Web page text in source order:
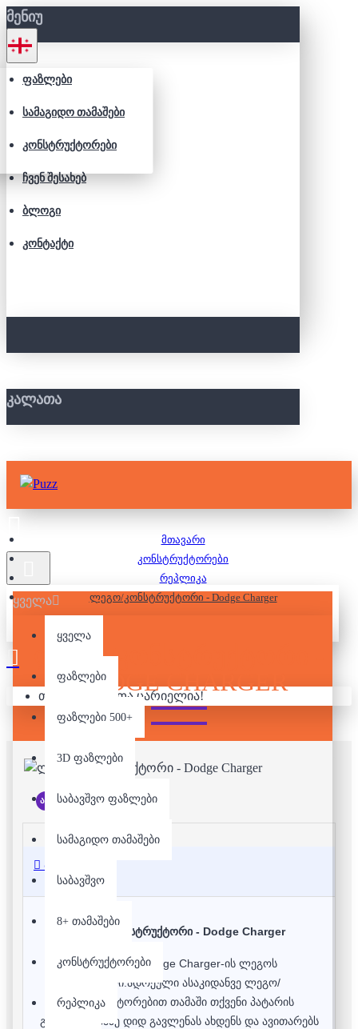
ᲛᲔᲜᲘᲣ
ᲤᲐᲖᲚᲔᲑᲘ
ᲡᲐᲛᲐᲒᲘᲓᲝ ᲗᲐᲛᲐᲨᲔᲑᲘ
ᲙᲝᲜᲡᲢᲠᲣᲥᲢᲝᲠᲔᲑᲘ
ᲩᲕᲔᲜ ᲨᲔᲡᲐᲮᲔᲑ
ᲑᲚᲝᲒᲘ
ᲙᲝᲜᲢᲐᲥᲢᲘ
ᲙᲐᲚᲐᲗᲐ
ყველა
ყველა
ფაზლები
ფაზლები 500+
3D ფაზლები
საბავშვო ფაზლები
სამაგიდო თამაშები
საბავშვო
8+ თამაშები
კონსტრუქტორები
რეპლიკა
თქვენი კალათა ცარიელია!
მთავარი
კონსტრუქტორები
რეპლიკა
ლეგო/კონსტრუქტორი - Dodge Charger
ᲚᲔᲒᲝ/ᲙᲝᲜᲡᲢᲠᲣᲥᲢᲝᲠᲘ -
DODGE CHARGER
არ არის მარაგში
აღწერა
ლეგო/კონსტრუქტორი - Dodge Charger
1970 წლის Dodge Charger-ის ლეგოს
მოდელი.ადრეული ასაკიდანვე ლეგო/
კონსტრუქტორებით თამაში თქვენი პატარის
განვითარებაზე დიდ გავლენას ახდენს და ავითარებს